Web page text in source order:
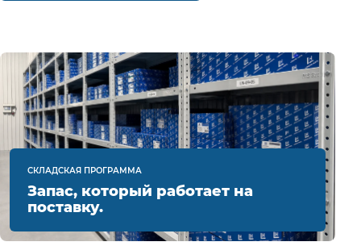
СКЛАДСКАЯ ПРОГРАММА
Запас, который работает на
поставку.